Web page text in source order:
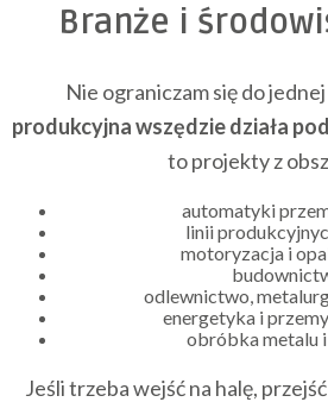
Branże i
Nie ograniczam się do
produkcyjna wszędzie działa
to projekty z
automatyki
linii
motoryzacja i
odlewnictwo,
energetyka i
obróbka metalu i
Jeśli trzeba wejść na halę,